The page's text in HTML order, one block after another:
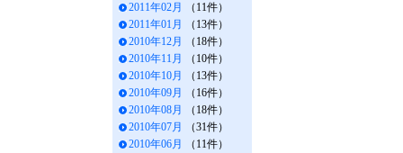
2011年02月
（11件）
2011年01月
（13件）
2010年12月
（18件）
2010年11月
（10件）
2010年10月
（13件）
2010年09月
（16件）
2010年08月
（18件）
2010年07月
（31件）
2010年06月
（11件）